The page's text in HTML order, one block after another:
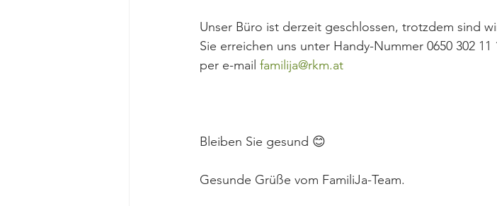
Unser Büro ist derzeit geschlossen, trotzdem sind
Sie erreichen uns unter Handy-Nummer 0650 302 11
per e-mail familija@rkm.at
Bleiben Sie gesund 😊
Gesunde Grüße vom FamiliJa-Team.